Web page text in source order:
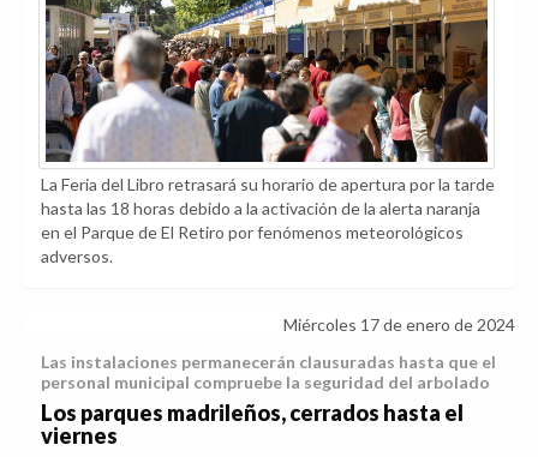
La Feria del Libro retrasará su horario de apertura por la tarde
hasta las 18 horas debido a la activación de la alerta naranja
en el Parque de El Retiro por fenómenos meteorológicos
adversos.
Miércoles 17 de enero de 2024
Las instalaciones permanecerán clausuradas hasta que el
personal municipal compruebe la seguridad del arbolado
Los parques madrileños, cerrados hasta el
viernes